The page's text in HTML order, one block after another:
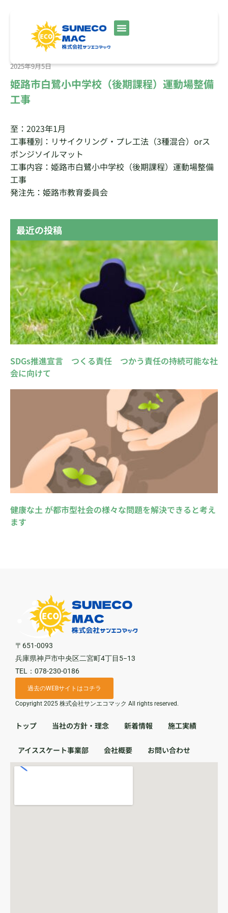
2025年9月5日
姫路市白鷺小中学校（後期課程）運動場整備
工事
至：2023年1月
工事種別：リサイクリング・プレ工法（3種混合）orス
ポンジソイルマット
工事内容：姫路市白鷺小中学校（後期課程）運動場整備
工事
発注先：姫路市教育委員会
最近の投稿
SDGs推進宣言 つくる責任 つかう責任の持続可能な社
会に向けて
健康な土 が都市型社会の様々な問題を解決できると考え
ます
〒651-0093
兵庫県神戸市中央区二宮町4丁目5−13
TEL：078-230-0186
過去のWEBサイトはコチラ
Copyright 2025 株式会社サンエコマック All rights reserved.
トップ 当社の方針・理念 新着情報 施工実績
アイススケート事業部 会社概要 お問い合わせ